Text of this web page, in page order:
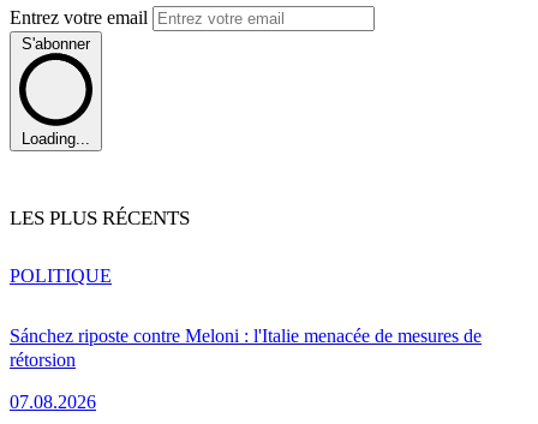
Entrez votre email
S'abonner
Loading...
LES PLUS RÉCENTS
Sánchez riposte contre Meloni : l'Italie menacée de mesures de
rétorsion
07.08.2026
POLITIQUE